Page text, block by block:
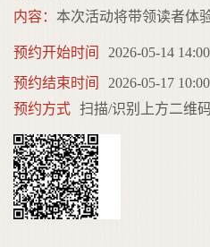
内容： 本次活动将带领读者体
预约开始时间
2026-05-14
预约结束时间
2026-05-17
预约方式 扫描/识别上方二维